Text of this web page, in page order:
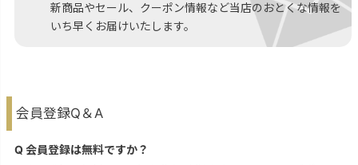
新商品やセール、クーポン情報など当店のおとくな情報を
いち早くお届けいたします。
会員登録Q＆A
Q 会員登録は無料ですか？